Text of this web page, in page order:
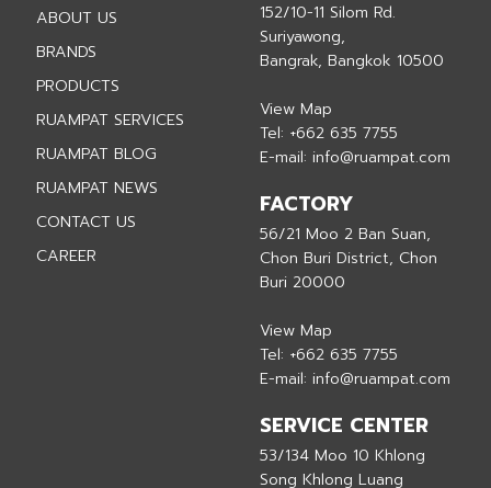
ABOUT US
BRANDS
PRODUCTS
RUAMPAT SERVICES
RUAMPAT BLOG
RUAMPAT NEWS
CONTACT US
CAREER
152/10-11 Silom Rd.
Suriyawong,
Bangrak, Bangkok 10500
View Map
Tel: +662 635 7755
E-mail:info@ruampat.com
FACTORY
56/21 Moo 2 Ban Suan,
Chon Buri District, Chon
Buri 20000
View Map
Tel: +662 635 7755
E-mail:info@ruampat.com
SERVICE CENTER
53/134 Moo 10 Khlong
Song Khlong Luang